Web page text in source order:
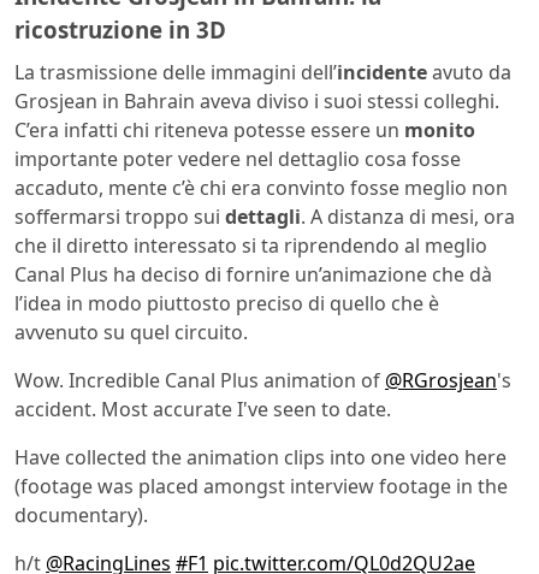
ricostruzione in 3D
La trasmissione delle immagini dell’incidenteavuto da
Grosjean in Bahrain aveva diviso i suoi stessi colleghi.
C’era infatti chi riteneva potesse essere un monito
importante poter vedere nel dettaglio cosa fosse
accaduto, mente c’è chi era convinto fosse meglio non
soffermarsi troppo sui dettagli. A distanza di mesi, ora
che il diretto interessato si ta riprendendo al meglio
Canal Plus ha deciso di fornire un’animazione che dà
l’idea in modo piuttosto preciso di quello che è
avvenuto su quel circuito.
Wow. Incredible Canal Plus animation of @RGrosjean's
accident. Most accurate I've seen to date.
Have collected the animation clips into one video here
(footage was placed amongst interview footage in the
documentary).
h/t @RacingLines #F1 pic.twitter.com/QL0d2QU2ae